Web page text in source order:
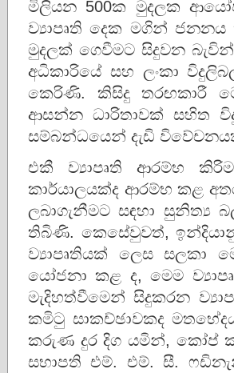
මිලියන 500ක මුදලක
ව්‍යාපෘති දෙක මගින්
මුදලක් ගෙවීමට සිදුවන
අධිකාරියේ සහ ලංකා
කෙරිණි. කිසිදු තරඟකාරී
ආසන්න ධාරිතාවක් සහිත
සම්බන්ධයෙන් දැඩි
එකී ව්‍යාපෘති ආරම්භ කිරිම
කාර්යාලයක්ද ආරම්භ කළ
ලබාගැනීමට සඳහා සුනිත්‍ය
තිබිණි. කෙසේවුවත්,
ව්‍යාපෘතියක් ලෙස සලකා
යෝජනා කළ ද, මෙම
මැදිහත්වීමෙන් සිදුකරන
කමිටු සාකච්ඡාවකද
කරුණ දුර දිග යමින්, කෝප්
සභාපති එම්. එම්. සී.